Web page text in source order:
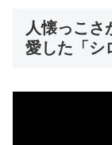
人懐っこさ
愛した「シ